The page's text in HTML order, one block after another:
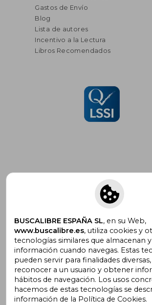
Gastos de Envío
Blog
Lista de autores
Incentivo a la Lectura
Libros Recomendados
Suscríbete para recibir ofertas y
promociones
¿Necesitas ayuda?
Ir a Centro de Soporte
BUSCALIBRE ESPAÑA SL, en su Web,
www.buscalibre.es, utiliza cookies y
tecnologías similares que almacenan
información cuando navegas. Estas
pueden servir para finalidades
reconocer a un usuario y obtener
hábitos de navegación. Los usos
hacemos de estas tecnologías se
información de la Política de Cookies.